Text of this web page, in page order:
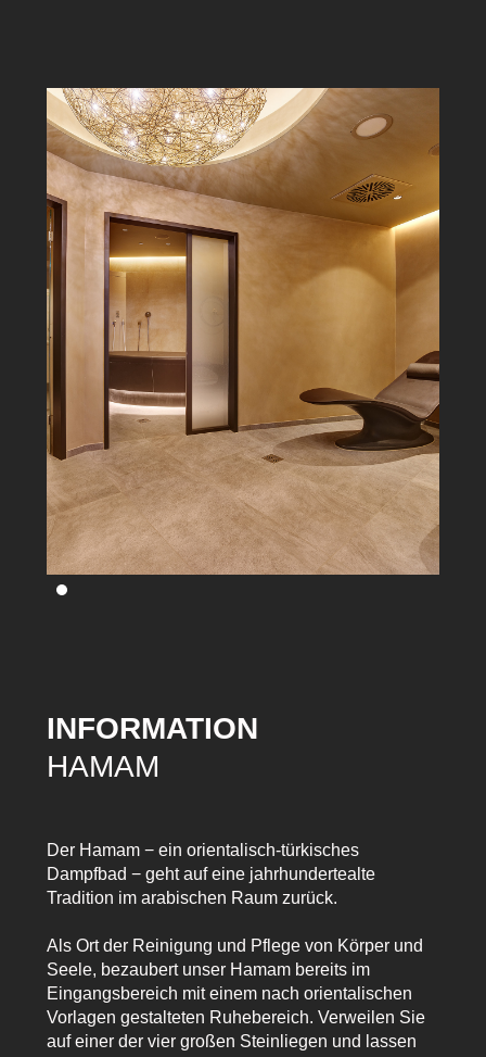
INFORMATION
HAMAM
Der Hamam − ein orientalisch-türkisches
Dampfbad − geht auf eine jahrhundertealte
Tradition im arabischen Raum zurück.
Als Ort der Reinigung und Pflege von Körper und
Seele, bezaubert unser Hamam bereits im
Eingangsbereich mit einem nach orientalischen
Vorlagen gestalteten Ruhebereich. Verweilen Sie
auf einer der vier großen Steinliegen und lassen